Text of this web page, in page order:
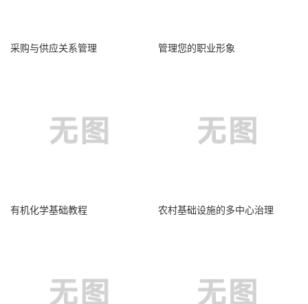
采购与供应关系管理 管理您的职业形象
有机化学基础教程 农村基础设施的多中心治理